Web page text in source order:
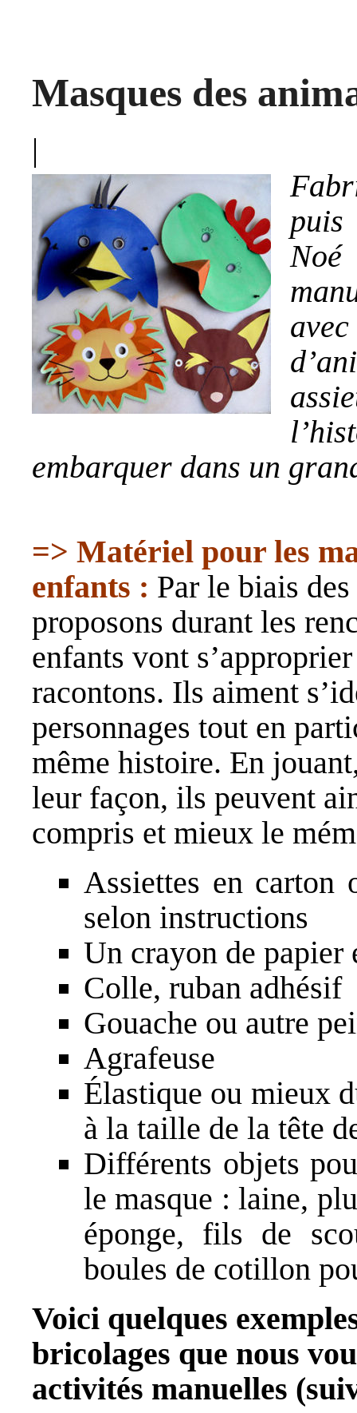
Masques des
|
embarquer dans un
=> Matériel pour les
enfants : Par le biais
proposons durant les
enfants vont
racontons. Ils aiment
personnages tout en
même histoire. En
leur façon, ils peuvent
compris et mieux le
Assiettes en carton
selon instructions
Un crayon de papier
Colle, ruban adhésif
Gouache ou autre
Agrafeuse
Élastique ou mieux
à la taille de la tête
Différents objets
le masque : laine,
éponge, fils de
boules de cotillon
Voici quelques
bricolages que nous
activités manuelles (